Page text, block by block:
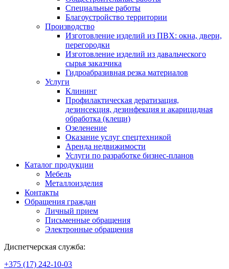
Специальные работы
Благоустройство территории
Производство
Изготовление изделий из ПВХ: окна, двери,
перегородки
Изготовление изделий из давальческого
сырья заказчика
Гидроабразивная резка материалов
Услуги
Клининг
Профилактическая дератизация,
дезинсекция, дезинфекция и акарицидная
обработка (клещи)
Озеленение
Оказание услуг спецтехникой
Аренда недвижимости
Услуги по разработке бизнес-планов
Каталог продукции
Мебель
Металлоизделия
Контакты
Обращения граждан
Личный прием
Письменные обращения
Электронные обращения
Диспетчерская служба:
+375 (17) 242-10-03